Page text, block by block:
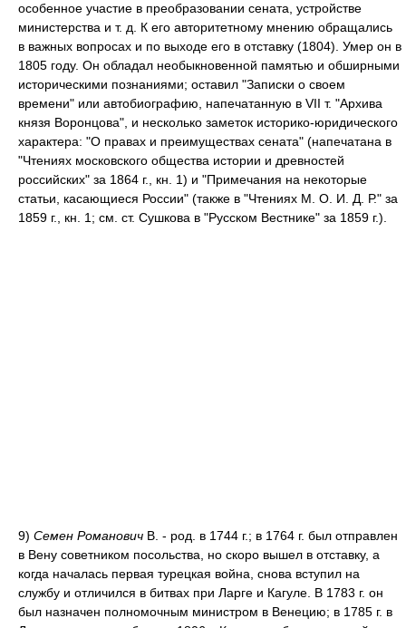
особенное участие в преобразовании сената, устройстве
министерства и т. д. К его авторитетному мнению обращались
в важных вопросах и по выходе его в отставку (1804). Умер он в
1805 году. Он обладал необыкновенной памятью и обширными
историческими познаниями; оставил "Записки о своем
времени" или автобиографию, напечатанную в VII т. "Архива
князя Воронцова", и несколько заметок историко-юридического
характера: "О правах и преимуществах сената" (напечатана в
"Чтениях московского общества истории и древностей
российских" за 1864 г., кн. 1) и "Примечания на некоторые
статьи, касающиеся России" (также в "Чтениях М. О. И. Д. Р." за
1859 г., кн. 1; см. ст. Сушкова в "Русском Вестнике" за 1859 г.).
9) Семен Романович В. - род. в 1744 г.; в 1764 г. был отправлен
в Вену советником посольства, но скоро вышел в отставку, а
когда началась первая турецкая война, снова вступил на
службу и отличился в битвах при Ларге и Кагуле. В 1783 г. он
был назначен полномочным министром в Венецию; в 1785 г. в